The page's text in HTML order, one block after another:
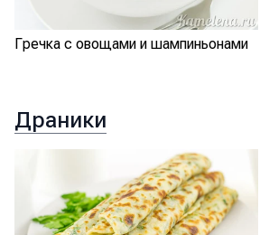
Гречка с овощами и шампиньонами
Драники